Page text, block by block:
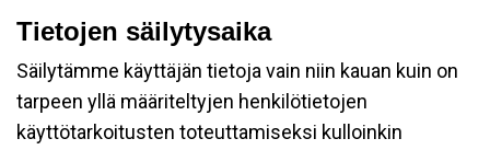
Tietojen säilytysaika
Säilytämme käyttäjän tietoja vain niin kauan kuin on
tarpeen yllä määriteltyjen henkilötietojen
käyttötarkoitusten toteuttamiseksi kulloinkin